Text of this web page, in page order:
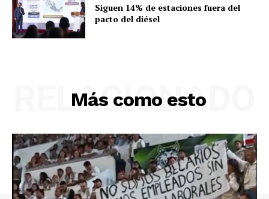
Siguen 14% de estaciones fuera del
pacto del diésel
Más como esto
RELACIONADO